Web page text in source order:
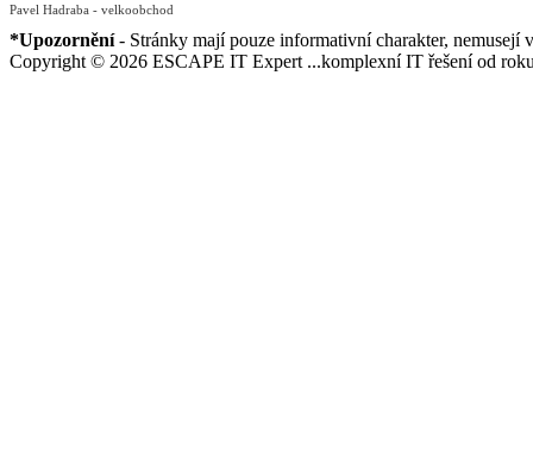
Pavel Hadraba - velkoobchod
*Upozornění- Stránky mají pouze informativní charakter, nemusejí
Copyright © 2026 ESCAPE IT Expert ...komplexní IT řešení od